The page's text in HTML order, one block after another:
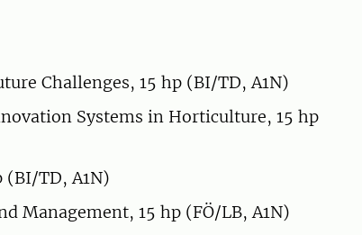
Challenges, 15 hp (BI/TD, A1N)
Systems in Horticulture, 15 hp
TD, A1N)
Management, 15 hp (FÖ/LB, A1N)